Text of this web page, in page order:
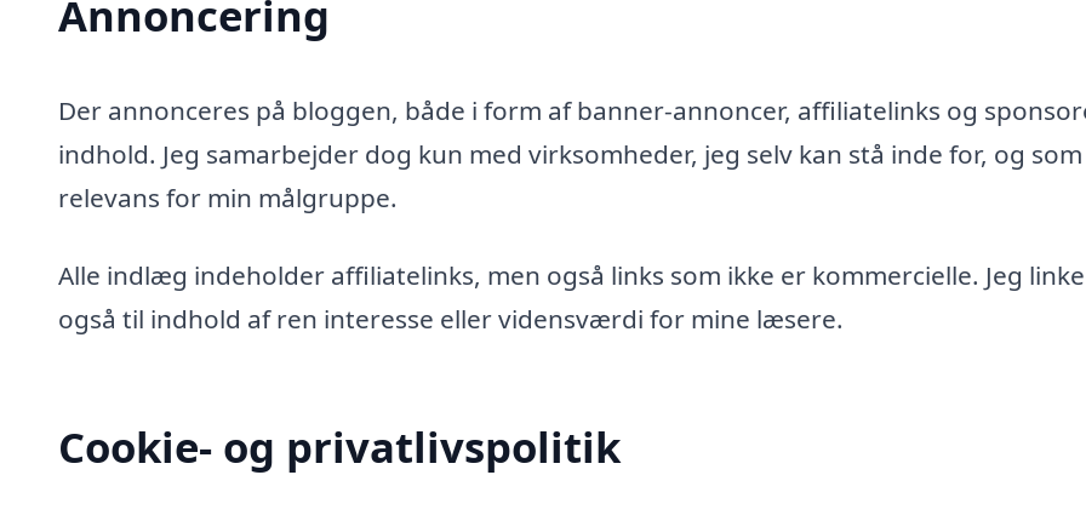
Annoncering
Der annonceres på bloggen, både i form af banner-annoncer, affiliatelinks og
indhold. Jeg samarbejder dog kun med virksomheder, jeg selv kan stå inde for, og
relevans for min målgruppe.
Alle indlæg indeholder affiliatelinks, men også links som ikke er kommercielle. Jeg
også til indhold af ren interesse eller vidensværdi for mine læsere.
Cookie- og privatlivspolitik